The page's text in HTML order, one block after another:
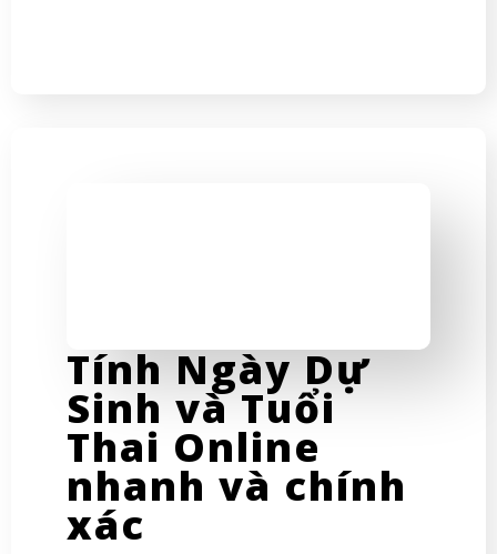
Tính Ngày Dự
Sinh và Tuổi
Thai Online
nhanh và chính
xác